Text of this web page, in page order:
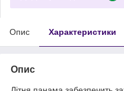
Опис Характеристики
Опис